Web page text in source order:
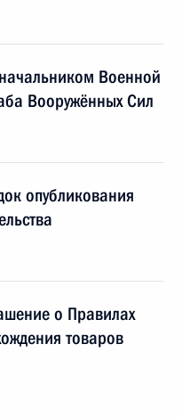
Военной
Вооружённых Сил
опубликования
о Правилах
товаров